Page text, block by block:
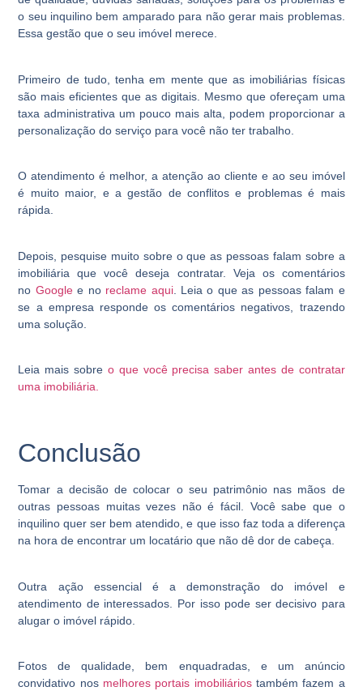
o seu inquilino bem amparado para não gerar mais problemas.
Essa gestão que o seu imóvel merece.
Primeiro de tudo, tenha em mente que as imobiliárias físicas
são mais eficientes que as digitais. Mesmo que ofereçam uma
taxa administrativa um pouco mais alta, podem proporcionar a
personalização do serviço para você não ter trabalho.
O atendimento é melhor, a atenção ao cliente e ao seu imóvel
é muito maior, e a gestão de conflitos e problemas é mais
rápida.
Depois, pesquise muito sobre o que as pessoas falam sobre a
imobiliária que você deseja contratar. Veja os comentários
no Googlee no reclame aqui. Leia o que as pessoas falam e
se a empresa responde os comentários negativos, trazendo
uma solução.
Leia mais sobre o que você precisa saber antes de contratar
uma imobiliária.
Conclusão
Tomar a decisão de colocar o seu patrimônio nas mãos de
outras pessoas muitas vezes não é fácil. Você sabe que o
inquilino quer ser bem atendido, e que isso faz toda a diferença
na hora de encontrar um locatário que não dê dor de cabeça.
Outra ação essencial é a demonstração do imóvel e
atendimento de interessados. Por isso pode ser decisivo para
alugar o imóvel rápido.
Fotos de qualidade, bem enquadradas, e um anúncio
convidativo nos melhores portais imobiliáriostambém fazem a